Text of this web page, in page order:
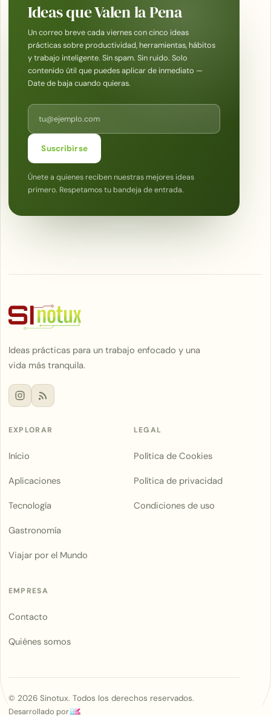
Ideas que Valen la Pena
Un correo breve cada viernes con cinco ideas
prácticas sobre productividad, herramientas, hábitos
y trabajo inteligente. Sin spam. Sin ruido. Solo
contenido útil que puedes aplicar de inmediato —
Date de baja cuando quieras.
Correo electrónico
Suscribirse
Únete a quienes reciben nuestras mejores ideas
primero. Respetamos tu bandeja de entrada.
Ideas prácticas para un trabajo enfocado y una
vida más tranquila.
EXPLORAR
Início
Aplicaciones
Tecnología
Gastronomía
Viajar por el Mundo
LEGAL
Política de Cookies
Política de privacidad
Condiciones de uso
EMPRESA
Contacto
Quiénes somos
© 2026Sinotux. Todos los derechos reservados.
Desarrollado por